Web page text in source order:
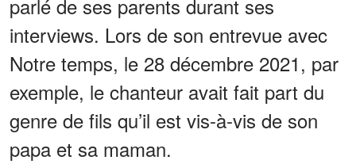
parlé de ses parents durant ses
interviews. Lors de son entrevue avec
Notre temps, le 28 décembre 2021, par
exemple, le chanteur avait fait part du
genre de fils qu’il est vis-à-vis de son
papa et sa maman.